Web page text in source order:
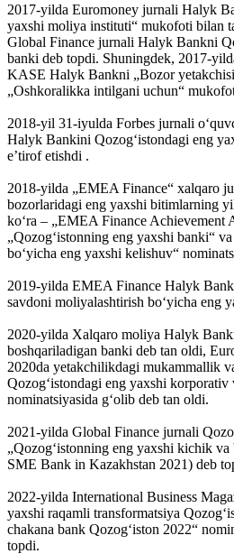
2017-yilda Euromoney jurnali Halyk
yaxshi moliya instituti“ mukofoti bilan
Global Finance jurnali Halyk Bankni
banki deb topdi. Shuningdek, 2017-
KASE Halyk Bankni „Bozor
„Oshkoralikka intilgani uchun“
2018-yil 31-iyulda Forbes jurnali
Halyk Bankini Qozogʻistondagi eng
eʼtirof etishdi .
2018-yilda „EMEA Finance“ xalqaro
bozorlaridagi eng yaxshi bitimlarning
koʻra – „EMEA Finance Achievement
„Qozogʻistonning eng yaxshi banki“
boʻyicha eng yaxshi kelishuv“
2019-yilda EMEA Finance Halyk
savdoni moliyalashtirish boʻyicha eng
2020-yilda Xalqaro moliya Halyk
boshqariladigan banki deb tan oldi,
2020da yetakchilikdagi mukammallik
Qozogʻistondagi eng yaxshi
nominatsiyasida gʻolib deb tan oldi.
2021-yilda Global Finance jurnali
„Qozogʻistonning eng yaxshi kichik
SME Bank in Kazakhstan 2021) deb
2022-yilda International Business
yaxshi raqamli transformatsiya
chakana bank Qozogʻiston 2022“
topdi.